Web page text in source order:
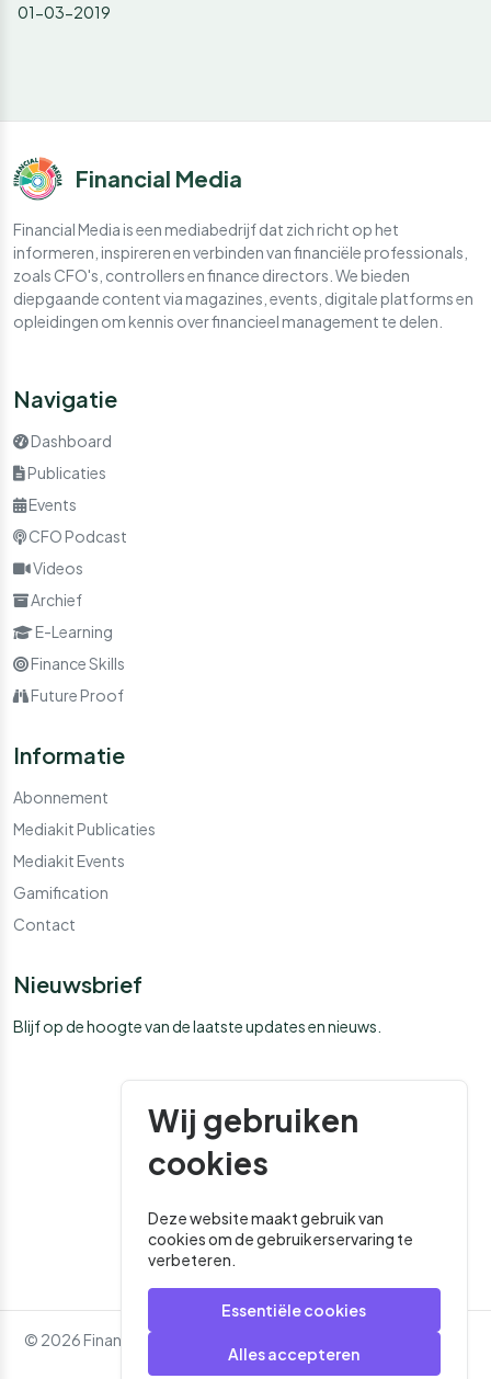
Wij gebruiken
cookies
Deze website maakt gebruik van
cookies om de gebruikerservaring te
verbeteren.
Essentiële cookies
Alles accepteren
01-03-2019
Financial Media
Financial Media is een mediabedrijf dat zich richt op het
informeren, inspireren en verbinden van financiële professionals,
zoals CFO's, controllers en finance directors. We bieden
diepgaande content via magazines, events, digitale platforms en
opleidingen om kennis over financieel management te delen.
Navigatie
Dashboard
Publicaties
Events
CFO Podcast
Videos
Archief
E-Learning
Finance Skills
Future Proof
Informatie
Abonnement
Mediakit Publicaties
Mediakit Events
Gamification
Contact
Nieuwsbrief
Blijf op de hoogte van de laatste updates en nieuws.
© 2026 Financial Media. Alle rechten voorbehouden. - Website
Roger That